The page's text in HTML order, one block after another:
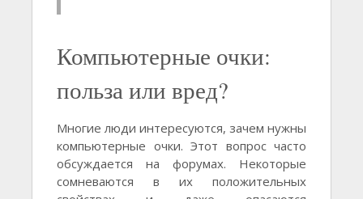
Компьютерные очки:
польза или вред?
Многие люди интересуются, зачем нужны
компьютерные очки. Этот вопрос часто
обсуждается на форумах. Некоторые
сомневаются в их положительных